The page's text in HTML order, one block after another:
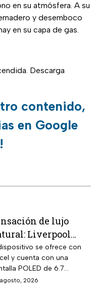
en su atmósfera. A su
y desemboco
en su capa de gas.
Descarga
contenido,
en Google
de lujo
Liverpool
el Motorola
70 Fusion de
de
se ofrece con
y cuenta con una
POLED de 6.7
y funciones
2026